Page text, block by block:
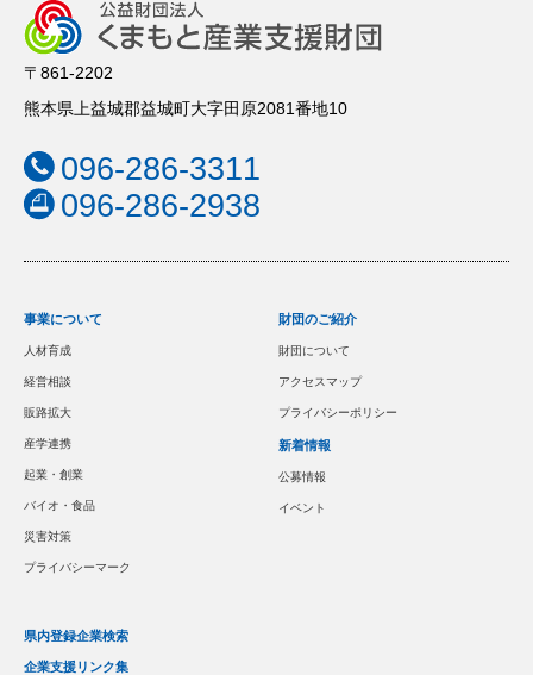
〒861-2202
熊本県上益城郡益城町大字田原2081番地10
096-286-3311
096-286-2938
事業について
人材育成
経営相談
販路拡大
産学連携
起業・創業
バイオ・食品
災害対策
プライバシーマーク
財団のご紹介
財団について
アクセスマップ
プライバシーポリシー
新着情報
公募情報
イベント
県内登録企業検索
企業支援リンク集